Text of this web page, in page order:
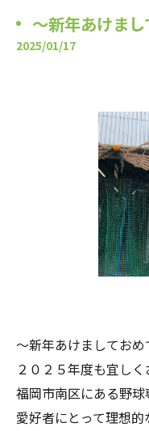
〜新年あけま
2025/01/17
〜新年あけましてお
２０２５年度も宜しく
福岡市南区にある野
愛好者にとって理想